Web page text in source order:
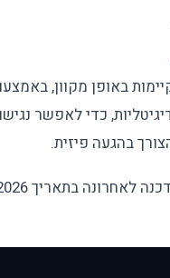
באופן מקוון,
כדי לאפשר
בהגעה פיזית.
בתאריך 05.07.2026.